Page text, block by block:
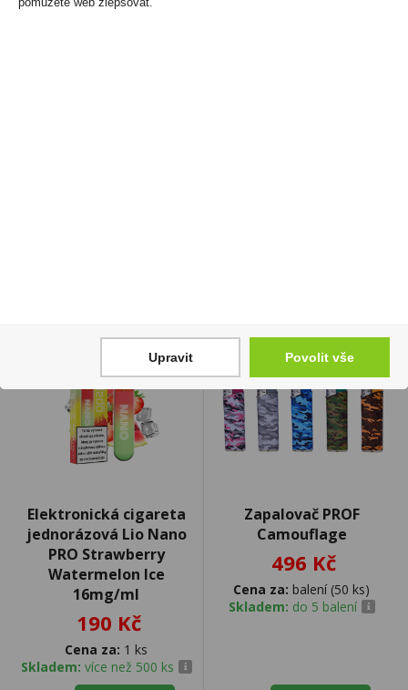
Elektronická cigareta
jednorázová Lio Nano
PRO Strawberry
Watermelon Ice
16mg/ml
190 Kč
Cena za: 1 ks
Skladem: více než 500 ks
Zapalovač PROF
Camouflage
496 Kč
Cena za: balení (50 ks)
Skladem: do 5 balení
Upravit Povolit vše